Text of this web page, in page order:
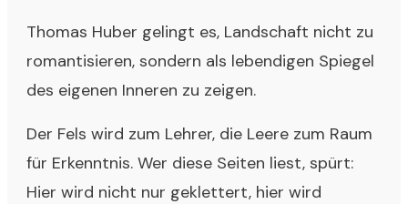
Thomas Huber gelingt es, Landschaft nicht zu
romantisieren, sondern als lebendigen Spiegel
des eigenen Inneren zu zeigen.
Der Fels wird zum Lehrer, die Leere zum Raum
für Erkenntnis. Wer diese Seiten liest, spürt:
Hier wird nicht nur geklettert, hier wird